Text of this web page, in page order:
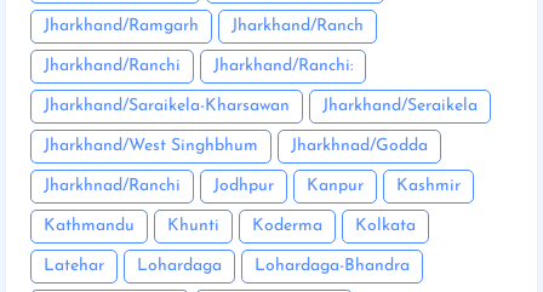
Jharkhand/Ramgarh Jharkhand/Ranch
Jharkhand/Ranchi Jharkhand/Ranchi:
Jharkhand/Saraikela-Kharsawan Jharkhand/Seraikela
Jharkhand/West Singhbhum Jharkhnad/Godda
Jharkhnad/Ranchi Jodhpur Kanpur Kashmir
Kathmandu Khunti Koderma Kolkata
Latehar Lohardaga Lohardaga-Bhandra